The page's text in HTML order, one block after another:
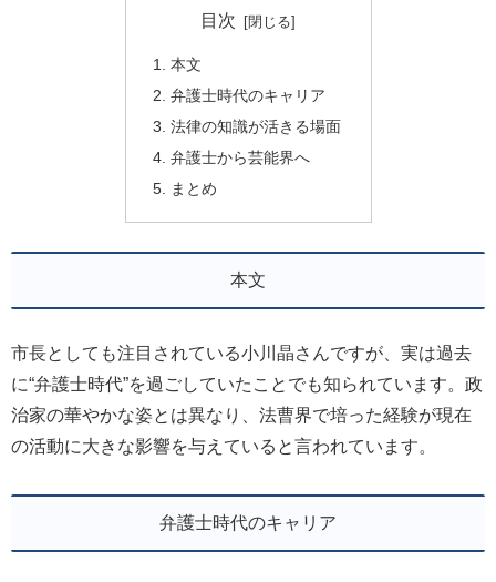
目次
本文
弁護士時代のキャリア
法律の知識が活きる場面
弁護士から芸能界へ
まとめ
本文
市長としても注目されている小川晶さんですが、実は過去
に“弁護士時代”を過ごしていたことでも知られています。政
治家の華やかな姿とは異なり、法曹界で培った経験が現在
の活動に大きな影響を与えていると言われています。
弁護士時代のキャリア